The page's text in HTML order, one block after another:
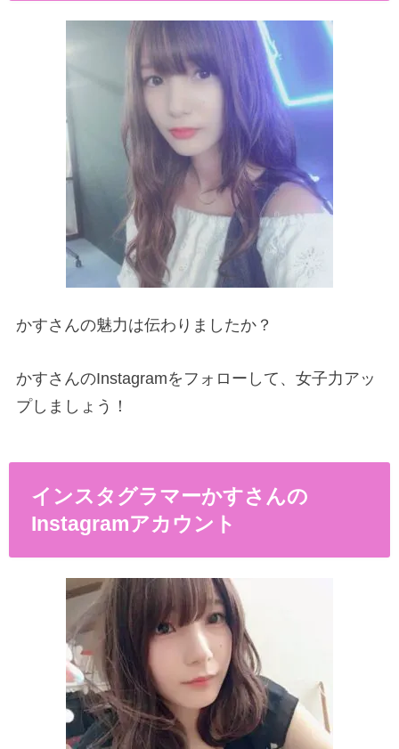
かすさんの魅力は伝わりましたか？
かすさんのInstagramをフォローして、女子力アッ
プしましょう！
インスタグラマーかすさんの
Instagramアカウント